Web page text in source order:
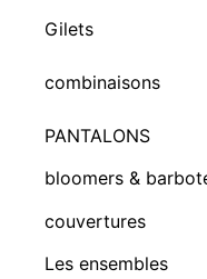
Gilets
combinaisons
PANTALONS
bloomers &
couvertures
Les ensembles